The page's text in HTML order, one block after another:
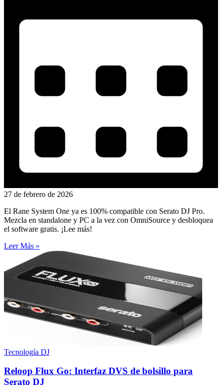
27 de febrero de 2026
El Rane System One ya es 100% compatible con Serato DJ Pro.
Mezcla en standalone y PC a la vez con OmniSource y desbloquea
el software gratis. ¡Lee más!
Leer Más »
Tecnología DJ
Reloop Flux Go: Interfaz DVS de bolsillo para
Serato DJ